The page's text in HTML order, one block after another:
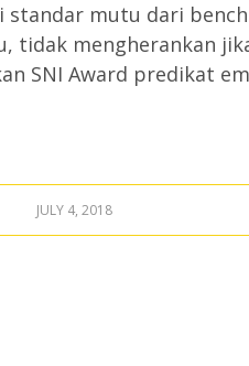
standar mutu dari
tidak mengherankan
SNI Award predikat
JULY 4, 2018